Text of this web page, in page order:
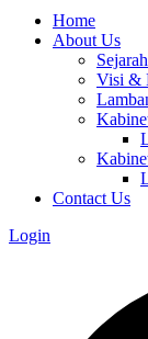
Home
About Us
Sejarah
Visi &
Contact Us
Login